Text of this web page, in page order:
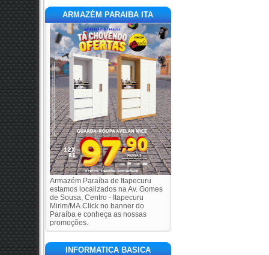
ARMAZÉM PARAIBA ITA
Armazém Paraíba de Itapecuru
estamos localizados na Av. Gomes
de Sousa, Centro - Itapecuru
Mirim/MA.Click no banner do
Paraíba e conheça as nossas
promoções.
INFORMATICA BASICA